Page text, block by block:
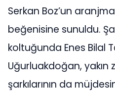
Serkan Boz’un
beğenisine sunuldu.
koltuğunda Enes Bilal
Uğurluakdoğan, yakın
şarkılarının da